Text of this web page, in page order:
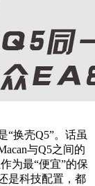
“换壳Q5”。话虽
与Q5之间的
为最“便宜”的保
是科技配置，都